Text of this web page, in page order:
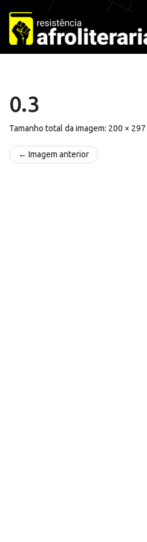
Pular
para
o
conteúdo
0.3
Tamanho total da imagem: 200 × 297
← Imagem anterior